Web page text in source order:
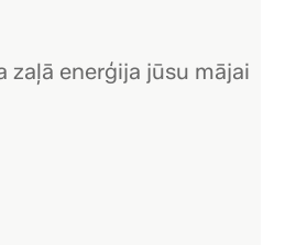
zaļā enerģija jūsu mājai